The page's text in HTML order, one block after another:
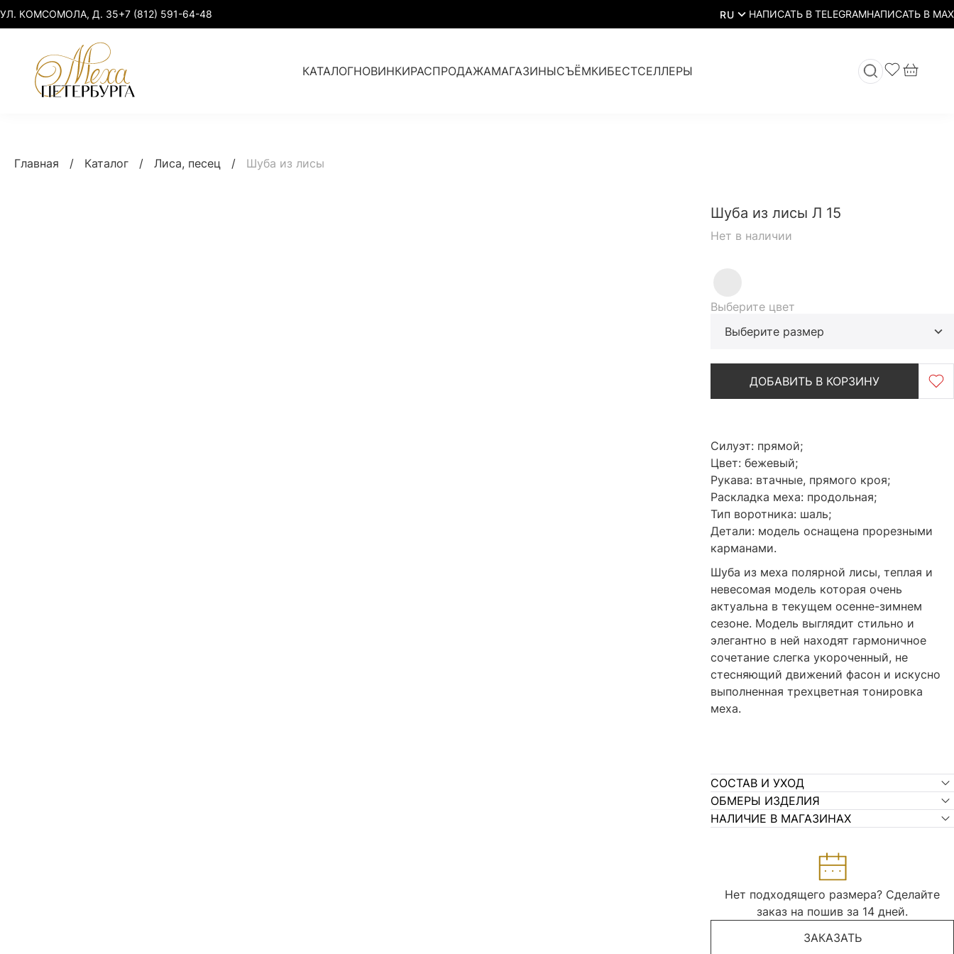
УЛ. КОМСОМОЛА, Д. 35+7 (812) 591-64-48 RU
КАТАЛОГНОВИНКИРАСПРОДАЖАМАГАЗИНЫСЪЁМКИБЕСТСЕЛЛЕРЫ
Норка elegant
Главная / Каталог / Лиса, песец / Шуба из лисы
Шуба из лисы Л 15
Нет в наличии
Выберите цвет
Выберите размер
ДОБАВИТЬ В КОРЗИНУ
Силуэт: прямой;
Цвет: бежевый;
Рукава: втачные, прямого кроя;
Раскладка меха: продольная;
Тип воротника: шаль;
Детали: модель оснащена прорезными
карманами.
Шуба из меха полярной лисы, теплая и
невесомая модель которая очень
актуальна в текущем осенне-зимнем
сезоне. Модель выглядит стильно и
элегантно в ней находят гармоничное
сочетание слегка укороченный, не
стесняющий движений фасон и искусно
выполненная трехцветная тонировка
меха.
СОСТАВ И УХОД
ОБМЕРЫ ИЗДЕЛИЯ
НАЛИЧИЕ В МАГАЗИНАХ
Нет подходящего размера? Сделайте
заказ на пошив за 14 дней.
ЗАКАЗАТЬ